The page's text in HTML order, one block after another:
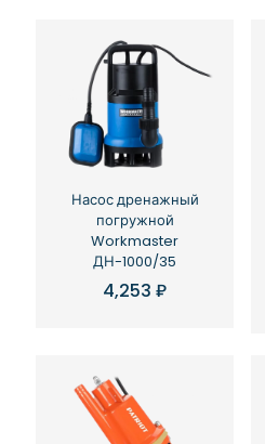
Насос дренажный
погружной
Workmaster
ДН-1000/35
4,253₽